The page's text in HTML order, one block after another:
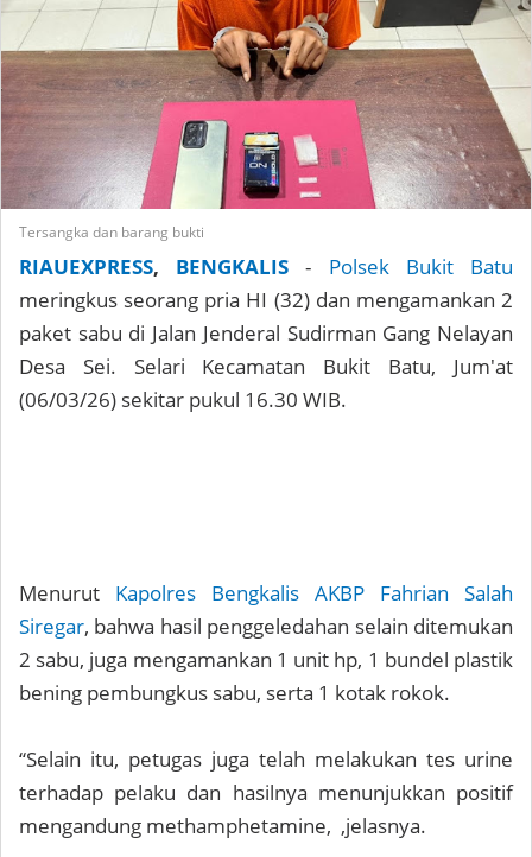
Tersangka dan barang bukti
RIAUEXPRESS, BENGKALIS - Polsek Bukit Batu
meringkus seorang pria HI (32) dan mengamankan 2
paket sabu di Jalan Jenderal Sudirman Gang Nelayan
Desa Sei. Selari Kecamatan Bukit Batu, Jum'at
(06/03/26) sekitar pukul 16.30 WIB.
Menurut Kapolres Bengkalis AKBP Fahrian Salah
Siregar, bahwa hasil penggeledahan selain ditemukan
2 sabu, juga mengamankan 1 unit hp, 1 bundel plastik
bening pembungkus sabu, serta 1 kotak rokok.
“Selain itu, petugas juga telah melakukan tes urine
terhadap pelaku dan hasilnya menunjukkan positif
mengandung methamphetamine, ,jelasnya.